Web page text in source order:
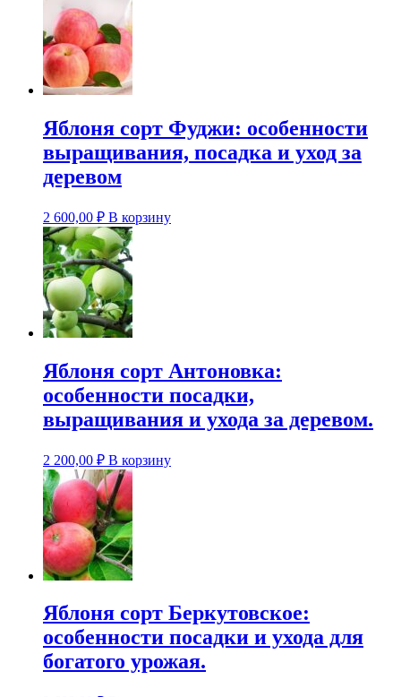
Яблоня сорт Фуджи: особенности
выращивания, посадка и уход за
деревом
2 600,00 ₽ В корзину
Яблоня сорт Антоновка:
особенности посадки,
выращивания и ухода за деревом.
2 200,00 ₽ В корзину
Яблоня сорт Беркутовское:
особенности посадки и ухода для
богатого урожая.